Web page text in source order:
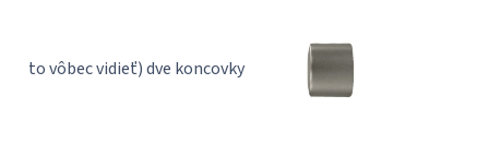
to vôbec vidieť) dve koncovky